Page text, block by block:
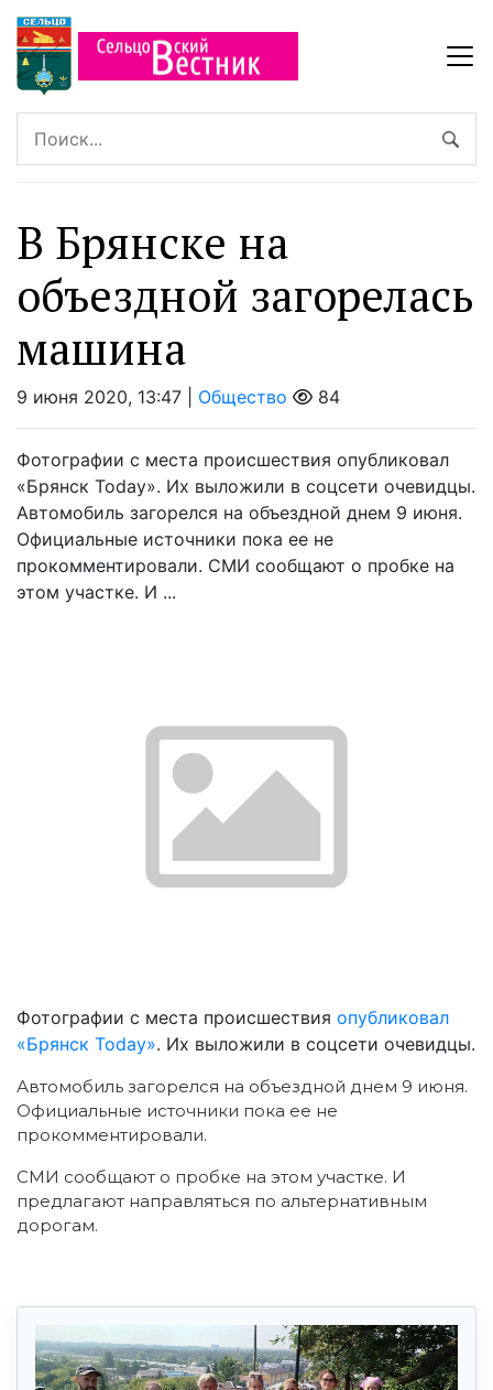
В Брянске на
объездной загорелась
машина
9 июня 2020, 13:47 | Общество 84
Фотографии с места происшествия опубликовал
«Брянск Today». Их выложили в соцсети очевидцы.
Автомобиль загорелся на объездной днем 9 июня.
Официальные источники пока ее не
прокомментировали. СМИ сообщают о пробке на
этом участке. И ...
Фотографии с места происшествия опубликовал
«Брянск Today». Их выложили в соцсети очевидцы.
Автомобиль загорелся на объездной днем 9 июня.
Официальные источники пока ее не
прокомментировали.
СМИ сообщают о пробке на этом участке. И
предлагают направляться по альтернативным
дорогам.